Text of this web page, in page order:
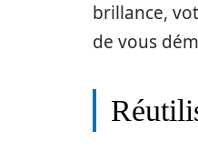
brillance,
de vous